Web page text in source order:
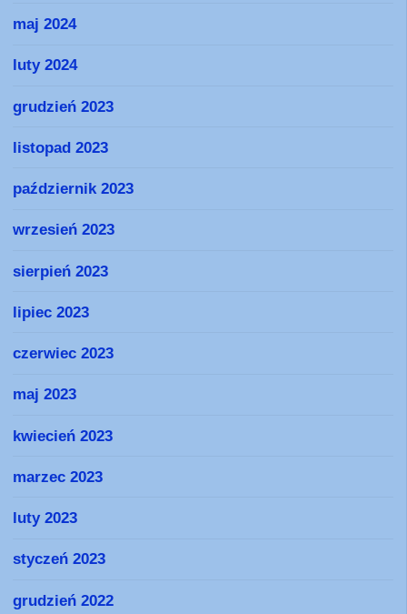
maj 2024
luty 2024
grudzień 2023
listopad 2023
październik 2023
wrzesień 2023
sierpień 2023
lipiec 2023
czerwiec 2023
maj 2023
kwiecień 2023
marzec 2023
luty 2023
styczeń 2023
grudzień 2022